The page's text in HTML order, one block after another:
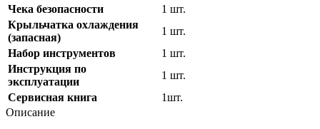
Чека безопасности
1 шт.
Крыльчатка охлаждения
(запасная)
1 шт.
Набор инструментов
1 шт.
Инструкция по
эксплуатации
1 шт.
Сервисная книга
1шт.
Описание